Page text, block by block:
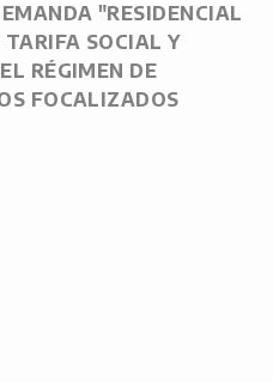
"RESIDENCIAL
SOCIAL Y
RÉGIMEN DE
FOCALIZADOS